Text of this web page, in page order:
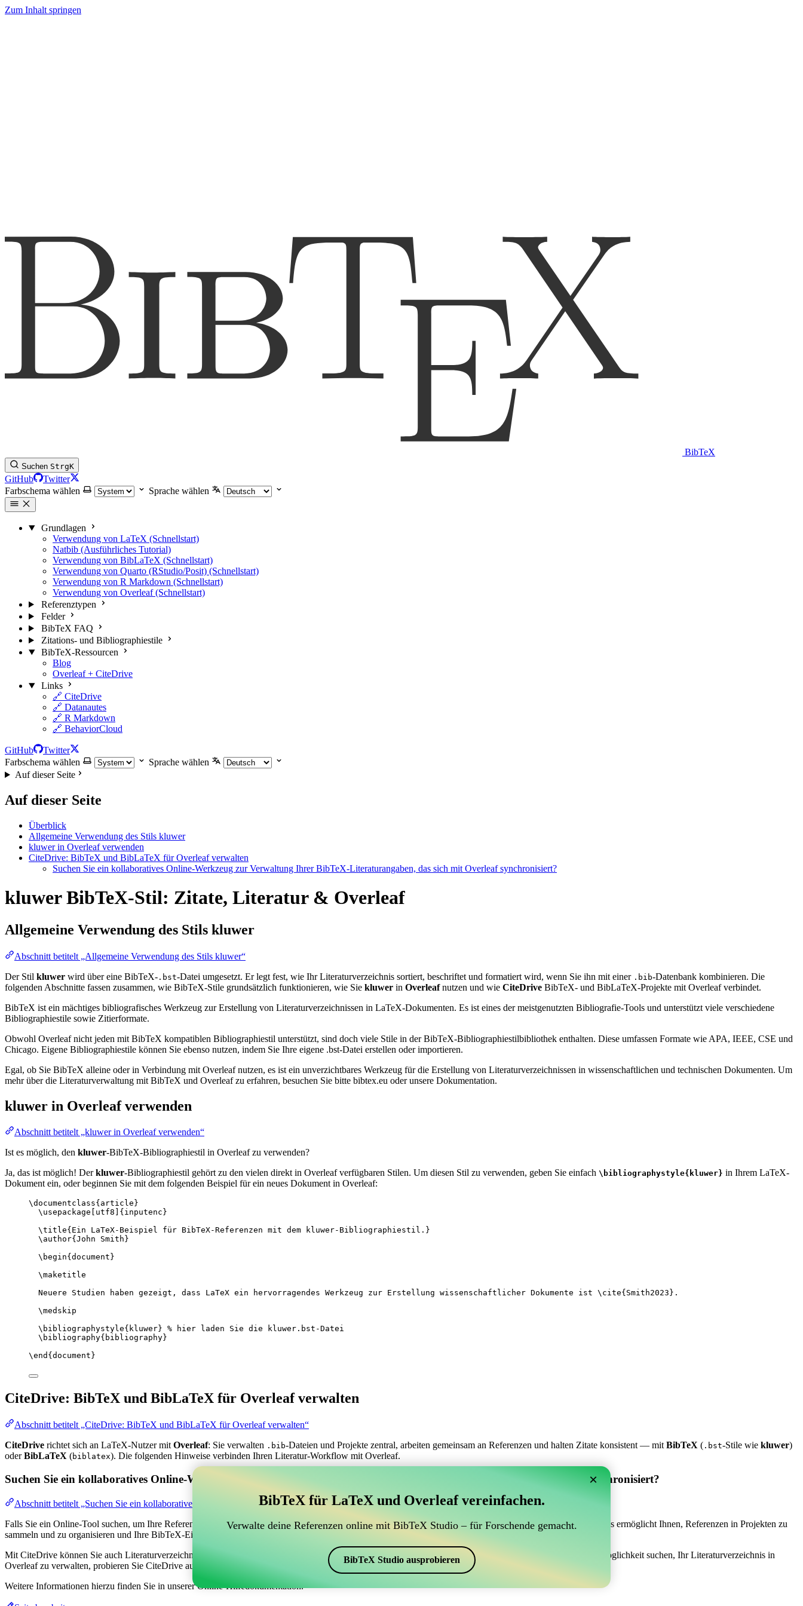
Zum Inhalt springen
BibTeX
Suchen StrgK
GitHub
Twitter
Farbschema wählen
Sprache wählen
Grundlagen
Verwendung von LaTeX (Schnellstart)
Natbib (Ausführliches Tutorial)
Verwendung von BibLaTeX (Schnellstart)
Verwendung von Quarto (RStudio/Posit) (Schnellstart)
Verwendung von R Markdown (Schnellstart)
Verwendung von Overleaf (Schnellstart)
Referenztypen
Felder
BibTeX FAQ
Zitations- und Bibliographiestile
BibTeX-Ressourcen
Blog
Overleaf + CiteDrive
Links
🔗 CiteDrive
🔗 Datanautes
🔗 R Markdown
🔗 BehaviorCloud
GitHub
Twitter
Farbschema wählen
Sprache wählen
Auf dieser Seite
Auf dieser Seite
Überblick
Allgemeine Verwendung des Stils kluwer
kluwer in Overleaf verwenden
CiteDrive: BibTeX und BibLaTeX für Overleaf verwalten
Suchen Sie ein kollaboratives Online-Werkzeug zur Verwaltung Ihrer BibTeX-Literaturangaben, das sich mit Overleaf synchronisiert?
kluwer BibTeX-Stil: Zitate, Literatur & Overleaf
Allgemeine Verwendung des Stils kluwer
Abschnitt betitelt „Allgemeine Verwendung des Stils kluwer“
Der Stil kluwer wird über eine BibTeX- .bst-Datei umgesetzt. Er legt fest, wie Ihr Literaturverzeichnis sortiert, beschriftet und formatiert wird, wenn Sie ihn mit einer .bib-Datenbank kombinieren. Die
folgenden Abschnitte fassen zusammen, wie BibTeX-Stile grundsätzlich funktionieren, wie Sie kluwer in Overleafnutzen und wie CiteDrive BibTeX- und BibLaTeX-Projekte mit Overleaf verbindet.
BibTeX ist ein mächtiges bibliografisches Werkzeug zur Erstellung von Literaturverzeichnissen in LaTeX-Dokumenten. Es ist eines der meistgenutzten Bibliografie-Tools und unterstützt viele verschiedene
Bibliographiestile sowie Zitierformate.
Obwohl Overleaf nicht jeden mit BibTeX kompatiblen Bibliographiestil unterstützt, sind doch viele Stile in der BibTeX-Bibliographiestilbibliothek enthalten. Diese umfassen Formate wie APA, IEEE, CSE und
Chicago. Eigene Bibliographiestile können Sie ebenso nutzen, indem Sie Ihre eigene .bst-Datei erstellen oder importieren.
Egal, ob Sie BibTeX alleine oder in Verbindung mit Overleaf nutzen, es ist ein unverzichtbares Werkzeug für die Erstellung von Literaturverzeichnissen in wissenschaftlichen und technischen Dokumenten. Um
mehr über die Literaturverwaltung mit BibTeX und Overleaf zu erfahren, besuchen Sie bitte bibtex.eu oder unsere Dokumentation.
kluwer in Overleaf verwenden
Abschnitt betitelt „kluwer in Overleaf verwenden“
Ist es möglich, den kluwer-BibTeX-Bibliographiestil in Overleaf zu verwenden?
Ja, das ist möglich! Derkluwer-Bibliographiestil gehört zu den vielen direkt in Overleaf verfügbaren Stilen. Um diesen Stil zu verwenden, geben Sie einfach \bibliographystyle{kluwer} in Ihrem LaTeX-
Dokument ein, oder beginnen Sie mit dem folgenden Beispiel für ein neues Dokument in Overleaf:
\documentclass{ article }
\usepackage
utf8 ]{ inputenc }
\title{Ein LaTeX-Beispiel für BibTeX-Referenzen mit dem kluwer-Bibliographiestil.}
\author{John Smith}
\begin{ document }
\maketitle
Neuere Studien haben gezeigt, dass LaTeX ein hervorragendes Werkzeug zur Erstellung wissenschaftlicher Dokumente ist \cite{ Smith2023 }.
\medskip
\bibliographystyle{kluwer} % hier laden Sie die kluwer.bst-Datei
\bibliography{bibliography}
\end { document }
CiteDrive: BibTeX und BibLaTeX für Overleaf verwalten
Abschnitt betitelt „CiteDrive: BibTeX und BibLaTeX für Overleaf verwalten“
CiteDrive richtet sich an LaTeX-Nutzer mit Overleaf: Sie verwalten .bib-Dateien und Projekte zentral, arbeiten gemeinsam an Referenzen und halten Zitate konsistent — mit BibTeX ( .bst-Stile wie kluwer)
oderBibLaTeX (biblatex). Die folgenden Hinweise verbinden Ihren Literatur-Workflow mit Overleaf.
Suchen Sie ein kollaboratives Online-Werkzeug zur Verwaltung Ihrer BibTeX-Literaturangaben, das sich mit Overleaf synchronisiert?
Abschnitt betitelt „Suchen Sie ein kollaboratives Online-Werkzeug zur Verwaltung Ihrer BibTeX-Literaturangaben, das sich mit Overleaf synchronisiert?“
Falls Sie ein Online-Tool suchen, um Ihre Referenzen, Zitate und das Literaturverzeichnis in Overleaf zu verwalten, könnte CiteDrive genau das Richtige sein! Es ermöglicht Ihnen, Referenzen in Projekten zu
sammeln und zu organisieren und Ihre BibTeX-Einträge in Ihrem Overleaf-Projekt aktuell zu halten.
Mit CiteDrive können Sie auch Literaturverzeichnisse und Zitate in verschiedenen Stilen, einschließlich kluwer, erstellen. Wenn Sie also nach einer einfachen Möglichkeit suchen, Ihr Literaturverzeichnis in
Overleaf zu verwalten, probieren Sie CiteDrive aus!
Weitere Informationen hierzu finden Sie in unserer Online-Hilfedokumentation.
×
BibTeX für LaTeX und Overleaf vereinfachen.
Verwalte deine Referenzen online mit BibTeX Studio – für Forschende gemacht.
BibTeX Studio ausprobieren